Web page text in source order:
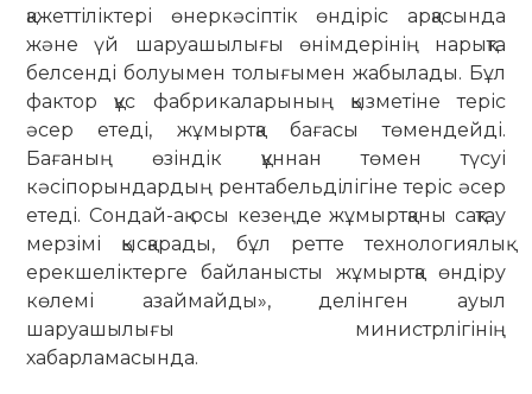
қажеттіліктері өнеркәсіптік өндіріс арқасында
және үй шаруашылығы өнімдерінің нарықта
белсенді болуымен толығымен жабылады. Бұл
фактор құс фабрикаларының қызметіне теріс
әсер етеді, жұмыртқа бағасы төмендейді.
Бағаның өзіндік құннан төмен түсуі
кәсіпорындардың рентабельділігіне теріс әсер
етеді. Сондай-ақ осы кезеңде жұмыртқаны сақтау
мерзімі қысқарады, бұл ретте технологиялық
ерекшеліктерге байланысты жұмыртқа өндіру
көлемі азаймайды», делінген ауыл
шаруашылығы министрлігінің
хабарламасында.